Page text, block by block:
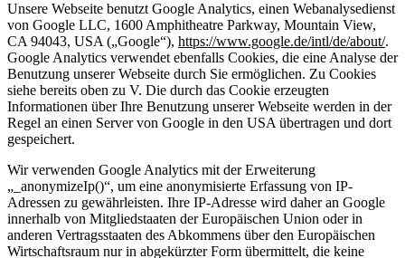
Unsere Webseite benutzt Google Analytics, einen Webanalysedienst
von Google LLC, 1600 Amphitheatre Parkway, Mountain View,
CA 94043, USA („Google“), https://www.google.de/intl/de/about/.
Google Analytics verwendet ebenfalls Cookies, die eine Analyse der
Benutzung unserer Webseite durch Sie ermöglichen. Zu Cookies
siehe bereits oben zu V. Die durch das Cookie erzeugten
Informationen über Ihre Benutzung unserer Webseite werden in der
Regel an einen Server von Google in den USA übertragen und dort
gespeichert.
Wir verwenden Google Analytics mit der Erweiterung
„_anonymizeIp()“, um eine anonymisierte Erfassung von IP-
Adressen zu gewährleisten. Ihre IP-Adresse wird daher an Google
innerhalb von Mitgliedstaaten der Europäischen Union oder in
anderen Vertragsstaaten des Abkommens über den Europäischen
Wirtschaftsraum nur in abgekürzter Form übermittelt, die keine